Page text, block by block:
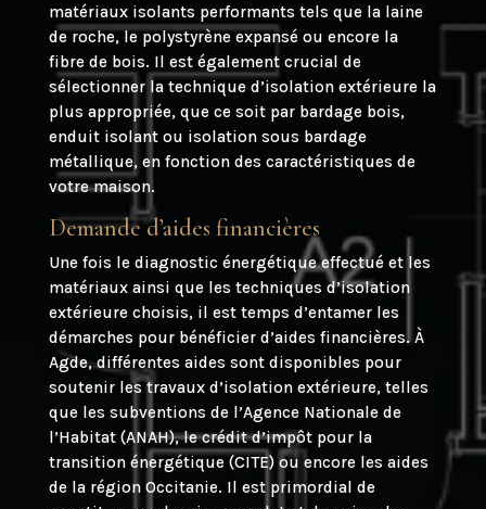
matériaux isolants performants tels que la laine
de roche, le polystyrène expansé ou encore la
fibre de bois. Il est également crucial de
sélectionner la technique d’isolation extérieure la
plus appropriée, que ce soit par bardage bois,
enduit isolant ou isolation sous bardage
métallique, en fonction des caractéristiques de
votre maison.
Demande d’aides financières
Une fois le diagnostic énergétique effectué et les
matériaux ainsi que les techniques d’isolation
extérieure choisis, il est temps d’entamer les
démarches pour bénéficier d’aides financières. À
Agde, différentes aides sont disponibles pour
soutenir les travaux d’isolation extérieure, telles
que les subventions de l’Agence Nationale de
l’Habitat (ANAH), le crédit d’impôt pour la
transition énergétique (CITE) ou encore les aides
de la région Occitanie. Il est primordial de